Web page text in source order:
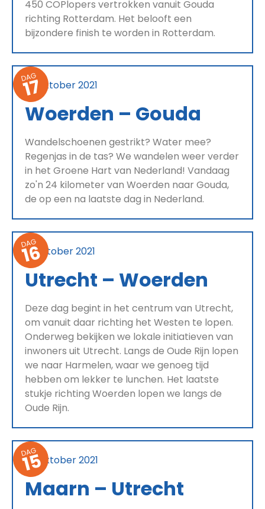
450 COPlopers vertrokken vanuit Gouda
richting Rotterdam. Het belooft een
bijzondere finish te worden in Rotterdam.
DAG
17
22 oktober 2021
Woerden – Gouda
Wandelschoenen gestrikt? Water mee?
Regenjas in de tas? We wandelen weer verder
in het Groene Hart van Nederland! Vandaag
zo'n 24 kilometer van Woerden naar Gouda,
de op een na laatste dag in Nederland.
DAG
16
21 oktober 2021
Utrecht – Woerden
Deze dag begint in het centrum van Utrecht,
om vanuit daar richting het Westen te lopen.
Onderweg bekijken we lokale initiatieven van
inwoners uit Utrecht. Langs de Oude Rijn lopen
we naar Harmelen, waar we genoeg tijd
hebben om lekker te lunchen. Het laatste
stukje richting Woerden lopen we langs de
Oude Rijn.
DAG
15
20 oktober 2021
Maarn – Utrecht